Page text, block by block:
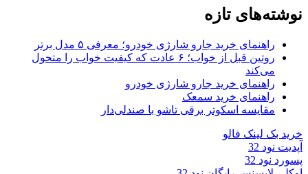
نوشته‌های تازه
راهنمای خرید جارو شارژی خودرو؛ معرفی ۵ مدل برتر
روتین قبل از خواب؛ ۶ عادت که کیفیت خواب را متحول
می‌کند
راهنمای خرید جارو شارژی خودرو
راهنمای خرید سمعک
مقایسه اسکوتر برقی تاشو با صندلی‌دار
خرید بک لینک فالو
آپدیت نود 32
پسورد نود 32